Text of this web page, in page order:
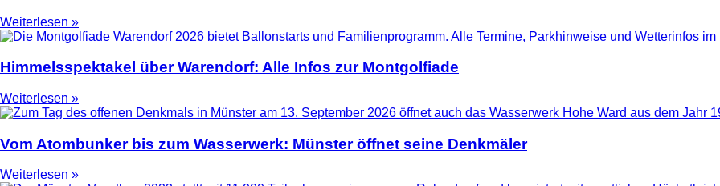
Weiterlesen »
Himmelsspektakel über Warendorf: Alle Infos zur Montgolfiade
Weiterlesen »
Vom Atombunker bis zum Wasserwerk: Münster öffnet seine Denkmäler
Weiterlesen »